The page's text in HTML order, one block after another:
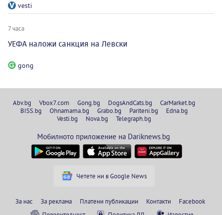
vesti
7 часа
УЕФА наложи санкция на Левски
gong
Abv.bg Vbox7.com Gong.bg DogsAndCats.bg
CarMarket.bg
BISS.bg
Ohnamama.bg Grabo.bg Pariteni.bg
Edna.bg
Vesti.bg
Nova.bg Telegraph.bg
Мобилното приложение на Dariknews.bg
Четете ни в Google News
За нас За реклама Платени публикации Контакти
Facebook